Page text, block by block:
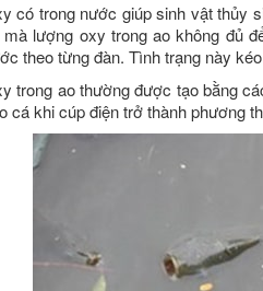
có trong nước giúp sinh vật thủy
mà lượng oxy trong ao không đủ
theo từng đàn. Tình trạng này
trong ao thường được tạo bằng
cá khi cúp điện trở thành phương